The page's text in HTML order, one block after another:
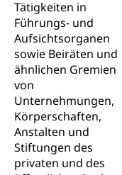
Tätigkeiten in
Führungs- und
Aufsichtsorganen
sowie Beiräten und
ähnlichen Gremien
von
Unternehmungen,
Körperschaften,
Anstalten und
Stiftungen des
privaten und des
Waffen,
Nationalität,
Bürgerrechts,
Geburt
Geburtsurkunde,
Kinder und
Mündigkeit,